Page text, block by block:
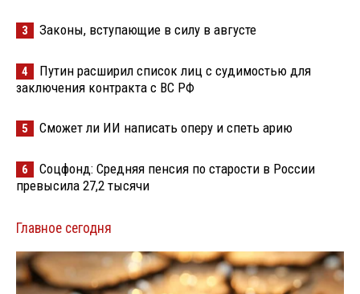
3 Законы, вступающие в силу в августе
4
Путин расширил список лиц с судимостью для
заключения контракта с ВС РФ
5 Сможет ли ИИ написать оперу и спеть арию
6
Соцфонд: Средняя пенсия по старости в России
превысила 27,2 тысячи
Главное сегодня